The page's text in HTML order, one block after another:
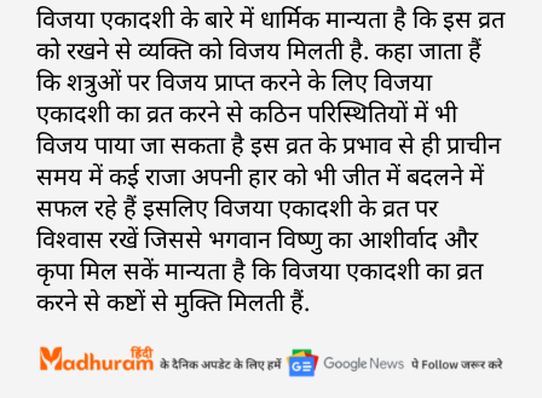
विजया एकादशी के बारे में धार्मिक मान्यता है कि इस व्रत
को रखने से व्यक्ति को विजय मिलती है. कहा जाता हैं
कि शत्रुओं पर विजय प्राप्त करने के लिए विजया
एकादशी का व्रत करने से कठिन परिस्थितियों में भी
विजय पाया जा सकता है इस व्रत के प्रभाव से ही प्राचीन
समय में कई राजा अपनी हार को भी जीत में बदलने में
सफल रहे हैं इसलिए विजया एकादशी के व्रत पर
विश्वास रखें जिससे भगवान विष्णु का आशीर्वाद और
कृपा मिल सकें मान्यता है कि विजया एकादशी का व्रत
करने से कष्टों से मुक्ति मिलती हैं.